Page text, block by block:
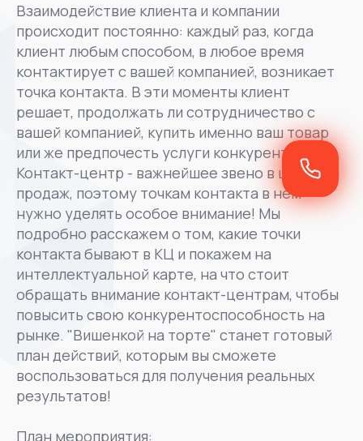
Взаимодействие клиента и компании
происходит постоянно: каждый раз, когда
клиент любым способом, в любое время
контактирует с вашей компанией, возникает
точка контакта. В эти моменты клиент
решает, продолжать ли сотрудничество с
вашей компанией, купить именно ваш товар
или же предпочесть услуги конкурента.
Контакт-центр - важнейшее звено в цепочке
продаж, поэтому точкам контакта в нем
нужно уделять особое внимание! Мы
подробно расскажем о том, какие точки
контакта бывают в КЦ и покажем на
интеллектуальной карте, на что стоит
обращать внимание контакт-центрам, чтобы
повысить свою конкурентоспособность на
рынке. "Вишенкой на торте" станет готовый
план действий, которым вы сможете
воспользоваться для получения реальных
результатов!
План мероприятия: